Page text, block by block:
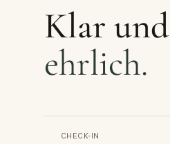
Klar und
ehrlich.
CHECK-IN